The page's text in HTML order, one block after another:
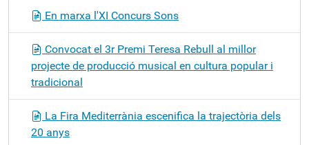
En marxa l'XI Concurs Sons
Convocat el 3r Premi Teresa Rebull al millor
projecte de producció musical en cultura popular i
tradicional
La Fira Mediterrània escenifica la trajectòria dels
20 anys